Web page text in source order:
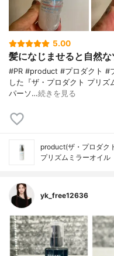
5.00
髪になじませると自然な
#PR #product #プロダクト #
した『ザ・プロダクト プリズ
パーソ…続きを見る
product(ザ・プロダク
プリズムミラーオイル
yk_free12636